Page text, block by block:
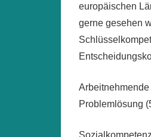
europäischen
gerne gesehen
Problemlösung